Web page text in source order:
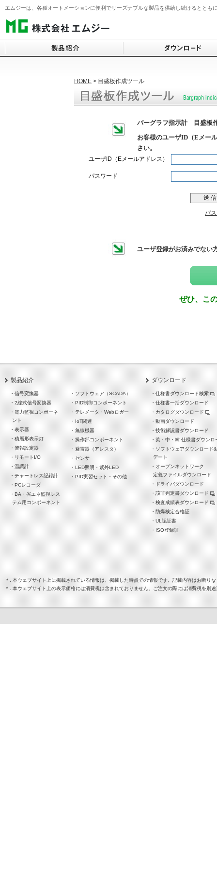
エムジーは、各種オートメーションに便利でリーズナブルな製品を供給し続けるととも
PID制御コンポーネント
IoT関連
無線機器
操作部コンポーネント
避雷器（アレスタ）
LED照明・紫外LED
PID実習セット・その他
仕様書一括ダウンロード
動画ダウンロード
技術解説書ダウンロード
英・中・韓 仕様書ダウン
ソフトウェアダウンロー
HOME > 目盛板作成ツール
バーグラフ指示計 目盛板
お客様のユーザID（Eメー
さい。
ユーザID（Eメールアドレス）
パスワード
パ
ユーザ登録がお済みでない
ぜひ、こ
製品紹介
・信号変換器
・2線式信号変換器
・電力監視コンポーネ
ント
・表示器
・積層形表示灯
・警報設定器
・リモートI/O
・温調計
・チャートレス記録計
・PCレコーダ
・BA・省エネ監視シス
テム用コンポーネント
・ソフトウェア（SCADA）
・PID制御コンポーネント
・テレメータ・Webロガー
・IoT関連
・無線機器
・操作部コンポーネント
・避雷器（アレスタ）
・センサ
・LED照明・紫外LED
・PID実習セット・その他
ダウンロード
・仕様書ダウンロード検索
・仕様書一括ダウンロード
・カタログダウンロード
・動画ダウンロード
・技術解説書ダウンロード
・英・中・韓 仕様書ダウンロ
・ソフトウェアダウンロード
デート
・オープンネットワーク
定義ファイルダウンロード
・ドライバダウンロード
・該非判定書ダウンロード
・検査成績表ダウンロード
・防爆検定合格証
・UL認証書
・ISO登録証
＊. 本ウェブサイト上に掲載されている情報は、掲載した時点での情報です。記載内容はお断り
＊. 本ウェブサイト上の表示価格には消費税は含まれておりません。ご注文の際には消費税を別